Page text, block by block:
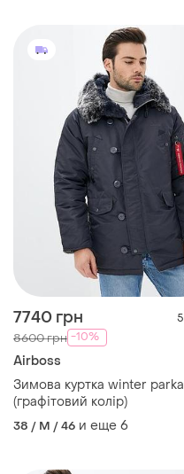
7740 грн 5
8600 грн -10%
Airboss
Зимова куртка winter parka
(графітовий колір)
38 / M / 46 и еще 6